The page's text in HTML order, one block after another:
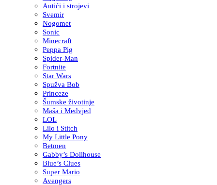
Autići i strojevi
Svemir
Nogomet
Sonic
Minecraft
Peppa Pig
Spider-Man
Fortnite
Star Wars
Spužva Bob
Princeze
Šumske životinje
Maša i Medvjed
LOL
Lilo i Stitch
My Little Pony
Betmen
Gabby’s Dollhouse
Blue’s Clues
Super Mario
Avengers